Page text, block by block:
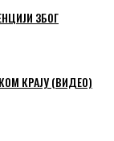
ЗБОГ
КРАЈУ (ВИДЕО)